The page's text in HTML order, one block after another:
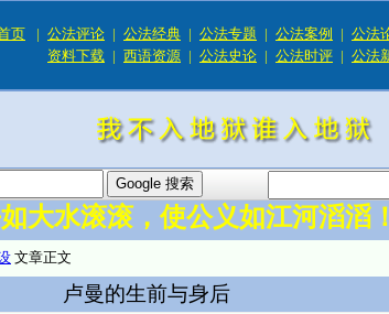
页 | 公法评论 | 公法经典 | 公法专题 | 公法案例 | 公法
资料下载 | 西语资源 | 公法史论 | 公法时评 | 公法
大水滚滚，使公义如江河滔滔！
文章正文
卢曼的生前与身后